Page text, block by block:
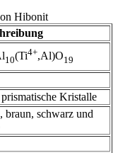
Hibonit
10(Ti4+,Al)O19
Kristalle
braun, schwarz und